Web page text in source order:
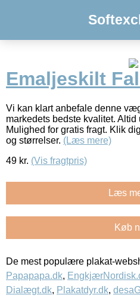
Emaljeskilt
Vi kan klart anbefale denne
markedets bedste kvalitet.
Mulighed for gratis fragt. Klik
og størrelser. (Læs mere)
49 kr. (Vis fragtpris)
Læs
Køb
De mest populære plakat-
Papapapa.dk,
Dialægt.dk, Plakatdyr.dk,